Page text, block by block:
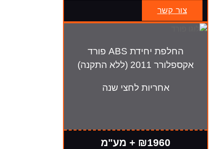
צור קשר
החלפת יחידת ABS פורד
אקספלורר 2011 (ללא התקנה)
אחריות לחצי שנה
₪1960 + מע"מ